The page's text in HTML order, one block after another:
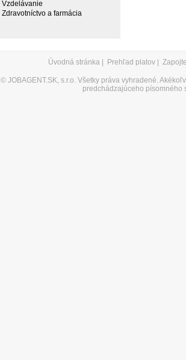
Vzdelávanie
Zdravotníctvo a farmácia
Úvodná stránka Prehľad platov
© JOBAGENT.SK, s.r.o. Všetky práva vyhradené.
predchádzajúceho písomného